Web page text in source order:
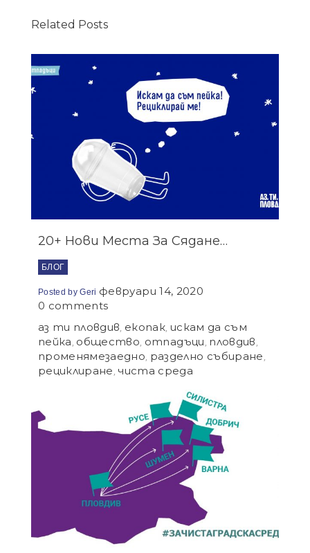
Related Posts
20+ Нови Места За Сядане…
БЛОГ
Posted byGeri февруари 14, 2020
0 comments
аз ти пловдив, екопак, искам да съм
пейка, общество, отпадъци, пловдив,
променямезаедно, разделно събиране,
рециклиране,чиста среда